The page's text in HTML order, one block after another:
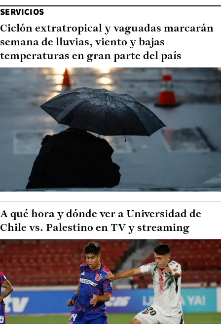
SERVICIOS
Ciclón extratropical y vaguadas marcarán
semana de lluvias, viento y bajas
temperaturas en gran parte del país
A qué hora y dónde ver a Universidad de
Chile vs. Palestino en TV y streaming